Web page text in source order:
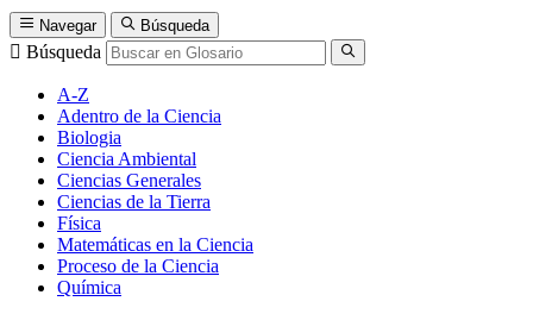
Navegar Búsqueda
Búsqueda
A-Z
Adentro de la Ciencia
Biologia
Ciencia Ambiental
Ciencias Generales
Ciencias de la Tierra
Física
Matemáticas en la Ciencia
Proceso de la Ciencia
Química